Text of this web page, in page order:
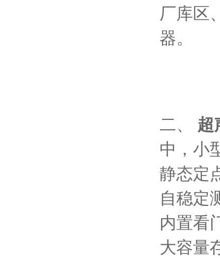
厂库区
器。
二、 超
中，小
静态定
自稳定
内置看
大容量